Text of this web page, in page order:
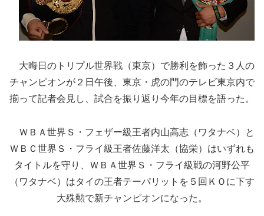
大晦日のトリプル世界戦（東京）で勝利を飾った３人の
チャンピオンが２日午後、東京・虎の門のテレビ東京内で
揃って記者会見し、試合を振り返り今年の目標を語った。
ＷＢＡ世界Ｓ・フェザー級王者内山高志（ワタナベ）と
ＷＢＣ世界Ｓ・フライ級王者佐藤洋太（協栄）はいずれも
タイトルを守り、ＷＢＡ世界Ｓ・フライ級戦の河野公平
（ワタナベ）はタイの王者テーパリットを５回ＫＯに下す
大殊勲で新チャンピオンになった。